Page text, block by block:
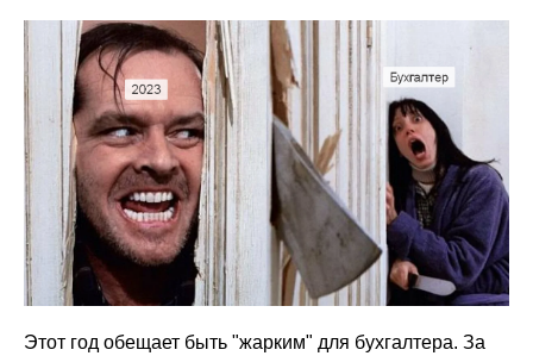
Этот год обещает быть "жарким" для бухгалтера. За